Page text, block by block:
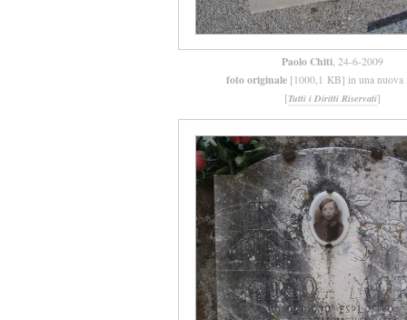
Paolo Chiti, 24-6-2009
foto originale [1000,1 KB] in una nuova
[Tutti i Diritti Riservati]